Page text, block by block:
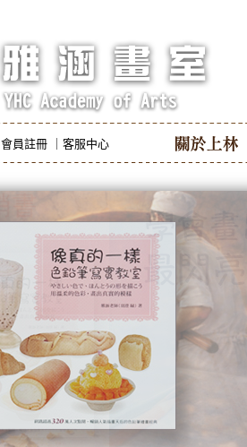
會員註冊 客服中心